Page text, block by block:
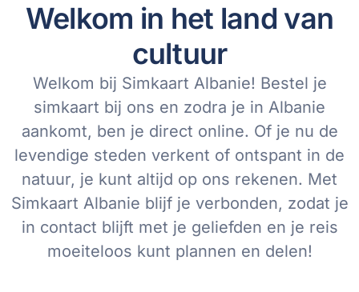
Welkom in het land van
cultuur
Welkom bij Simkaart Albanie! Bestel je
simkaart bij ons en zodra je in Albanie
aankomt, ben je direct online. Of je nu de
levendige steden verkent of ontspant in de
natuur, je kunt altijd op ons rekenen. Met
Simkaart Albanie blijf je verbonden, zodat je
in contact blijft met je geliefden en je reis
moeiteloos kunt plannen en delen!